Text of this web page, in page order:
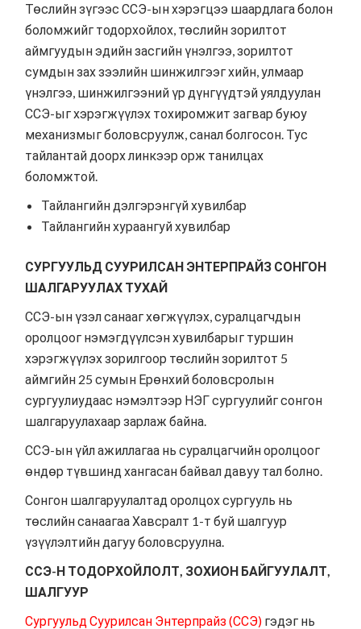
Төслийн зүгээс ССЭ-ын хэрэгцээ шаардлага болон
боломжийг тодорхойлох, төслийн зорилтот
аймгуудын эдийн засгийн үнэлгээ, зорилтот
сумдын зах зээлийн шинжилгээг хийн, улмаар
үнэлгээ, шинжилгээний үр дүнгүүдтэй уялдуулан
ССЭ-ыг хэрэгжүүлэх тохиромжит загвар буюу
механизмыг боловсруулж, санал болгосон. Тус
тайлантай доорх линкээр орж танилцах
боломжтой.
Тайлангийн дэлгэрэнгүй хувилбар
Тайлангийн хураангуй хувилбар
СУРГУУЛЬД СУУРИЛСАН ЭНТЕРПРАЙЗ СОНГОН
ШАЛГАРУУЛАХ ТУХАЙ
ССЭ-ын үзэл санааг хөгжүүлэх, суралцагчдын
оролцоог нэмэгдүүлсэн хувилбарыг туршин
хэрэгжүүлэх зорилгоор төслийн зорилтот 5
аймгийн 25 сумын Ерөнхий боловсролын
сургуулиудаас нэмэлтээр НЭГ сургуулийг сонгон
шалгаруулахаар зарлаж байна.
ССЭ-ын үйл ажиллагаа нь суралцагчийн оролцоог
өндөр түвшинд хангасан байвал давуу тал болно.
Сонгон шалгаруулалтад оролцох сургууль нь
төслийн санаагааХавсралт 1-тбуй шалгуур
үзүүлэлтийн дагуу боловсруулна.
ССЭ-Н ТОДОРХОЙЛОЛТ, ЗОХИОН БАЙГУУЛАЛТ,
ШАЛГУУР
Сургуульд Суурилсан Энтерпрайз (ССЭ) гэдэг нь